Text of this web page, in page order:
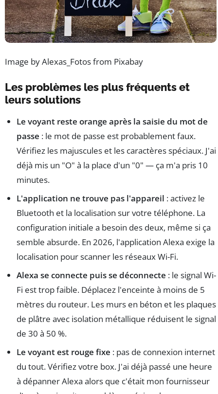
Image by Alexas_Fotos from Pixabay
Les problèmes les plus fréquents et
leurs solutions
Le voyant reste orange après la saisie du mot de
passe : le mot de passe est probablement faux.
Vérifiez les majuscules et les caractères spéciaux. J'ai
déjà mis un "O" à la place d'un "0" — ça m'a pris 10
minutes.
L'application ne trouve pas l'appareil : activez le
Bluetooth et la localisation sur votre téléphone. La
configuration initiale a besoin des deux, même si ça
semble absurde. En 2026, l'application Alexa exige la
localisation pour scanner les réseaux Wi-Fi.
Alexa se connecte puis se déconnecte : le signal Wi-
Fi est trop faible. Déplacez l'enceinte à moins de 5
mètres du routeur. Les murs en béton et les plaques
de plâtre avec isolation métallique réduisent le signal
de 30 à 50 %.
Le voyant est rouge fixe : pas de connexion internet
du tout. Vérifiez votre box. J'ai déjà passé une heure
à dépanner Alexa alors que c'était mon fournisseur